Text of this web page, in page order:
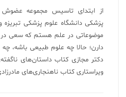
از ابتدای تاسیس مجموعه
پزشکی دانشگاه علوم پزشکی تبریزه
موضوعاتی در علم هستم که سعی
دارن؛ حالا چه علوم طبیعی باشه،
دکتر مجازی کتاب داستان‌های
ویراستاری کتاب ناهنجاری‌های